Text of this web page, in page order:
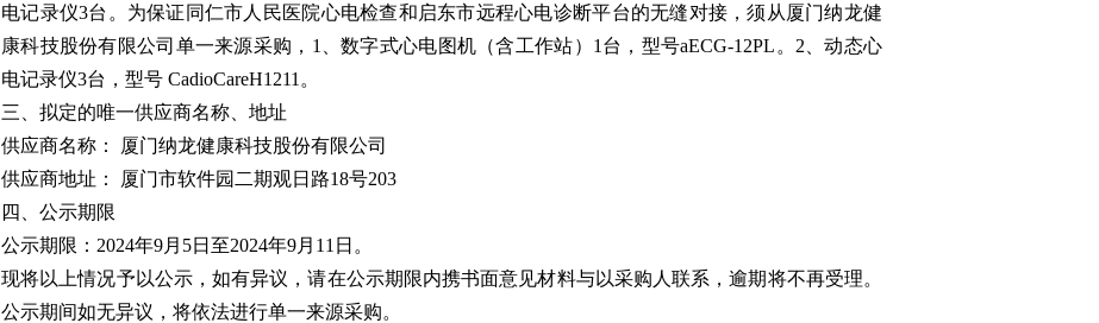
电记录仪3台。为保证同仁市人民医院心电检查和启东市远程心电诊断平台的无缝对接，须从厦门纳龙健
康科技股份有限公司单一来源采购，1、数字式心电图机（含工作站）1台，型号aECG-12PL。2、动态心
电记录仪3台，型号 CadioCareH1211。
三、拟定的唯一供应商名称、地址
供应商名称： 厦门纳龙健康科技股份有限公司
供应商地址： 厦门市软件园二期观日路18号203
四、公示期限
公示期限：2024年9月5日至2024年9月11日。
现将以上情况予以公示，如有异议，请在公示期限内携书面意见材料与以采购人联系，逾期将不再受理。
公示期间如无异议，将依法进行单一来源采购。